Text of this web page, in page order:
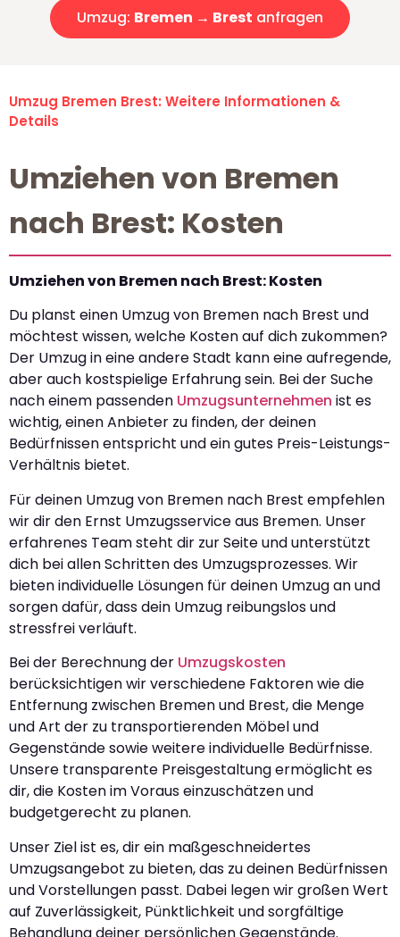
Umzug: Bremen → Brest anfragen
Umzug Bremen Brest: Weitere Informationen &
Details
Umziehen von Bremen
nach Brest: Kosten
Umziehen von Bremen nach Brest: Kosten
Du planst einen Umzug von Bremen nach Brest und
möchtest wissen, welche Kosten auf dich zukommen?
Der Umzug in eine andere Stadt kann eine aufregende,
aber auch kostspielige Erfahrung sein. Bei der Suche
nach einem passenden Umzugsunternehmen ist es
wichtig, einen Anbieter zu finden, der deinen
Bedürfnissen entspricht und ein gutes Preis-Leistungs-
Verhältnis bietet.
Für deinen Umzug von Bremen nach Brest empfehlen
wir dir den Ernst Umzugsservice aus Bremen. Unser
erfahrenes Team steht dir zur Seite und unterstützt
dich bei allen Schritten des Umzugsprozesses. Wir
bieten individuelle Lösungen für deinen Umzug an und
sorgen dafür, dass dein Umzug reibungslos und
stressfrei verläuft.
Bei der Berechnung der Umzugskosten
berücksichtigen wir verschiedene Faktoren wie die
Entfernung zwischen Bremen und Brest, die Menge
und Art der zu transportierenden Möbel und
Gegenstände sowie weitere individuelle Bedürfnisse.
Unsere transparente Preisgestaltung ermöglicht es
dir, die Kosten im Voraus einzuschätzen und
budgetgerecht zu planen.
Unser Ziel ist es, dir ein maßgeschneidertes
Umzugsangebot zu bieten, das zu deinen Bedürfnissen
und Vorstellungen passt. Dabei legen wir großen Wert
auf Zuverlässigkeit, Pünktlichkeit und sorgfältige
Behandlung deiner persönlichen Gegenstände.